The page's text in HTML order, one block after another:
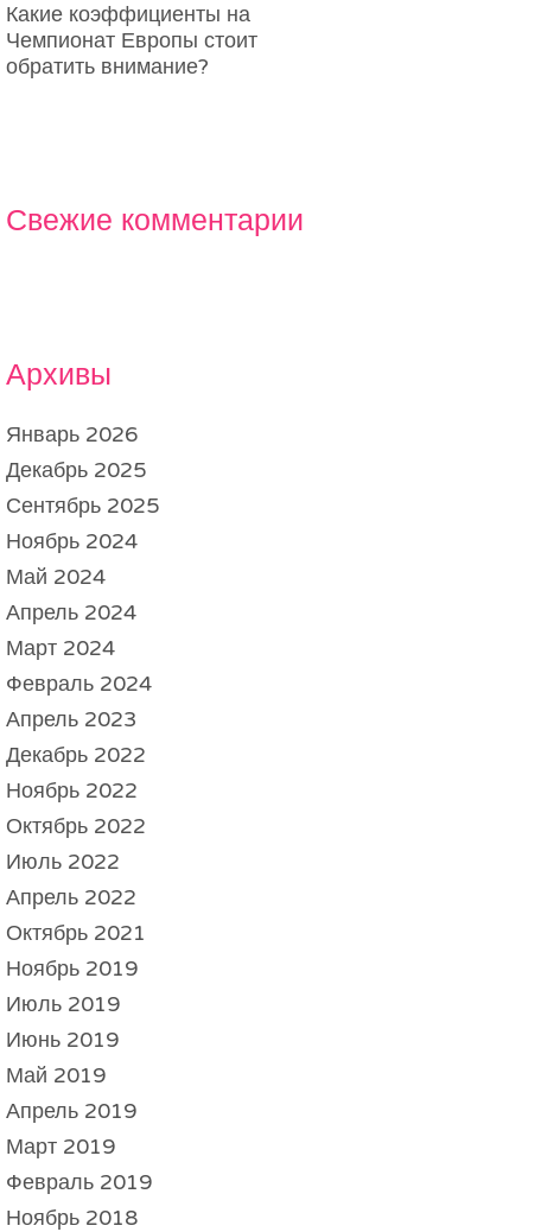
Какие коэффициенты на
Чемпионат Европы стоит
обратить внимание?
Свежие комментарии
Архивы
Январь 2026
Декабрь 2025
Сентябрь 2025
Ноябрь 2024
Май 2024
Апрель 2024
Март 2024
Февраль 2024
Апрель 2023
Декабрь 2022
Ноябрь 2022
Октябрь 2022
Июль 2022
Апрель 2022
Октябрь 2021
Ноябрь 2019
Июль 2019
Июнь 2019
Май 2019
Апрель 2019
Март 2019
Февраль 2019
Ноябрь 2018